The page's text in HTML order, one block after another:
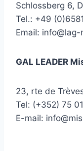
Schlossberg 6,
Tel.: +49
Email:
GAL LEADER
23, rte de
Tel: (+352) 75
E-mail: